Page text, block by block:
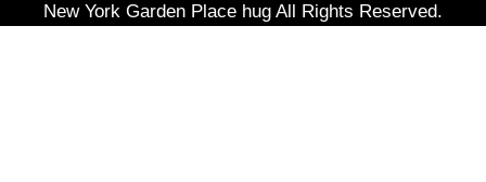
New York Garden Place hug All Rights Reserved.